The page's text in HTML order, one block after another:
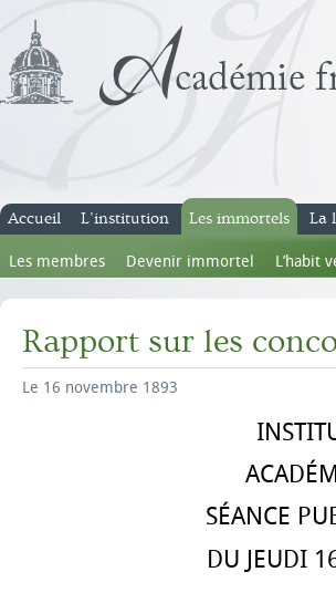
Accueil L’institution Les immortels
Les membres Devenir immortel L’habit
La
Rapport sur les
Le 16 novembre 1893
SÉANCE
DU JEUDI